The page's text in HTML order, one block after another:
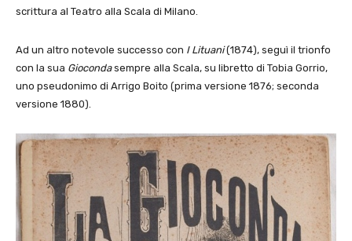
scrittura al Teatro alla Scala di Milano.
Ad un altro notevole successo con I Lituani(1874), seguì il trionfo
con la sua Giocondasempre alla Scala, su libretto di Tobia Gorrio,
uno pseudonimo di Arrigo Boito (prima versione 1876; seconda
versione 1880).